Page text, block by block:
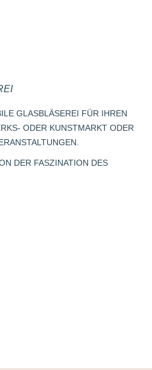
GLASBLÄSEREI FÜR IHREN
ODER KUNSTMARKT ODER
DER FASZINATION DES